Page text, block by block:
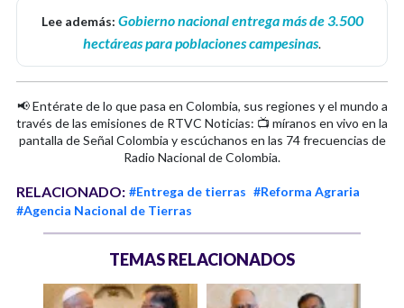
Lee además: Gobierno nacional entrega más de 3.500
hectáreas para poblaciones campesinas.
📢 Entérate de lo que pasa en Colombia, sus regiones y el mundo a
través de las emisiones de RTVC Noticias: 📺 míranos en vivo en la
pantalla de Señal Colombia y escúchanos en las 74 frecuencias de
Radio Nacional de Colombia.
RELACIONADO: #Entrega de tierras #Reforma Agraria
#Agencia Nacional de Tierras
TEMAS RELACIONADOS